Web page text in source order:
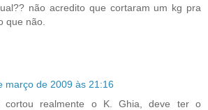
não acredito que cortaram um kg pra
que não.
março de 2009 às 21:16
cortou realmente o K. Ghia, deve ter o